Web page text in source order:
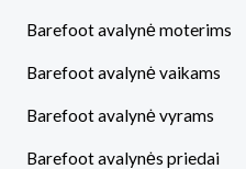
Barefoot avalynė moterims
Barefoot avalynė vaikams
Barefoot avalynė vyrams
Barefoot avalynės priedai